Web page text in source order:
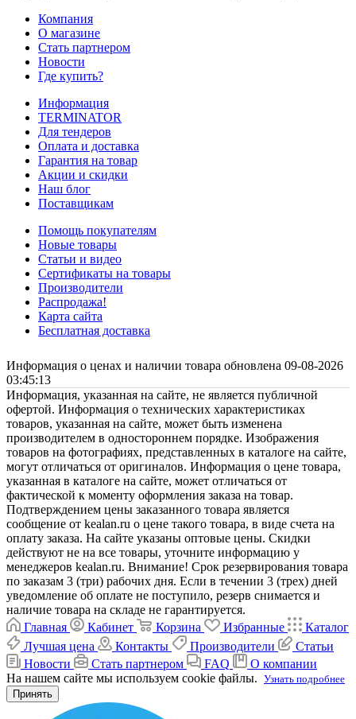
Компания
О магазине
Стать партнером
Новости
Где купить?
Информация
TERMINATOR
Для тендеров
Оплата и доставка
Гарантия на товар
Акции и скидки
Наш блог
Поставщикам
Помощь покупателям
Новые товары
Статьи и видео
Сертификаты на товары
Производители
Распродажа!
Карта сайта
Бесплатная доставка
Информация о ценах и наличии товара обновлена 09-08-2026
03:45:13
Информация, указанная на сайте, не является публичной
офертой. Информация о технических характеристиках
товаров, указанная на сайте, может быть изменена
производителем в одностороннем порядке. Изображения
товаров на фотографиях, представленных в каталоге на сайте,
могут отличаться от оригиналов. Информация о цене товара,
указанная в каталоге на сайте, может отличаться от
фактической к моменту оформления заказа на товар.
Подтверждением цены заказанного товара является
сообщение от kealan.ru о цене такого товара, в виде счета на
оплату заказа. На сайте указаны оптовые цены. Скидки
действуют не на все товары, уточните информацию у
менеджеров kealan.ru. Внимание! Срок резервирования товара
по заказам 3 (три) рабочих дня. Если в течении 3 (трех) дней
уведомление об оплате не поступило, резерв снимается и
наличие товара на складе не гарантируется.
Главная
Кабинет Корзина Избранные
Каталог
Лучшая цена
Контакты Производители
Статьи
Новости
Стать партнером FAQ
О компании
На нашем сайте мы используем cookie файлы. Узнать подробнее
Принять